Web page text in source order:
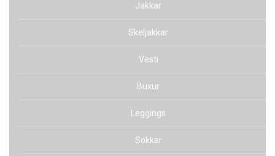
Jakkar
Skeljakkar
Vesti
Buxur
Leggings
Sokkar